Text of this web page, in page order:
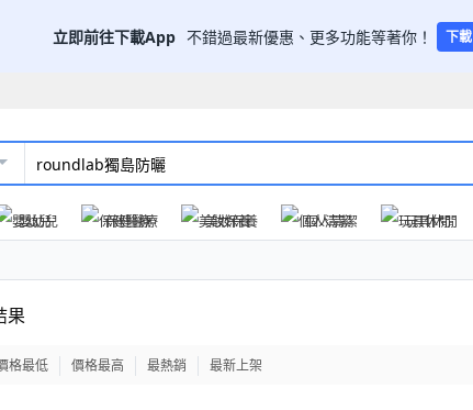
立即前往下載App 不錯過最新優惠、更多功能等著你！ 下載
嬰幼兒 保健醫療 美妝保養 個人清潔 玩具休閒
果
格最低 價格最高 最熱銷 最新上架